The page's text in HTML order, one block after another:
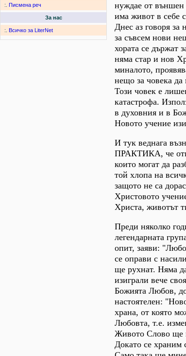
:. Писмена реч
За нас
:. Всичко за LiterNet
нуждае от външен
има живот в себе
Днес аз говоря
за съвсем нови
хората се държат
няма стар и нов
миналото,
нещо за човека
Този човек е
катастрофа.
в духовния и в
Новото учение
И тук веднага
ПРАКТИКА, че
които могат да
той хлопа на
защото не са
Христовото
Христа, животът
Преди няколко
легендарната
опит, заяви:
се оправи с
ще рухнат. Няма
изиграли вече
Божията Любов,
настоятелен:
храна, от която
Любовта, т.е.
Живото Слово ще
Докато се